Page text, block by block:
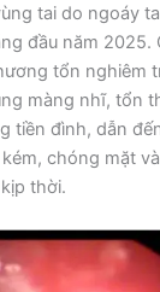
tai do ngoáy
đầu năm 2025.
tổn nghiêm
màng nhĩ, tổn
tiền đình, dẫn
chóng mặt
thời.